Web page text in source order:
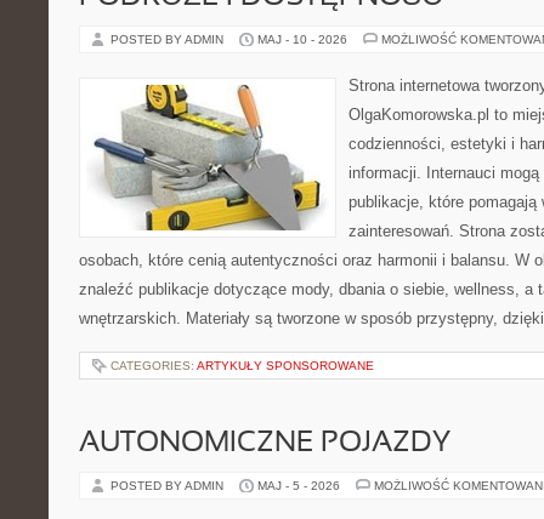
POSTED BY ADMIN MAJ - 10 - 2026 MOŻLIWOŚĆ
Strona internetowa
OlgaKomorowska.pl to
codzienności, estetyki i
informacji. Internauci
publikacje, które pomagają
zainteresowań. Strona
osobach, które cenią autentyczności oraz harmonii i balansu. W
znaleźć publikacje dotyczące mody, dbania o siebie, wellness, a
wnętrzarskich. Materiały są tworzone w sposób przystępny,
CATEGORIES: ARTYKUŁY SPONSOROWANE
AUTONOMICZNE POJAZDY
POSTED BY ADMIN MAJ - 5 - 2026 MOŻLIWOŚĆ